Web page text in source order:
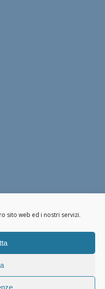
sito web ed i nostri servizi.
P.IVA: 07661170634 -